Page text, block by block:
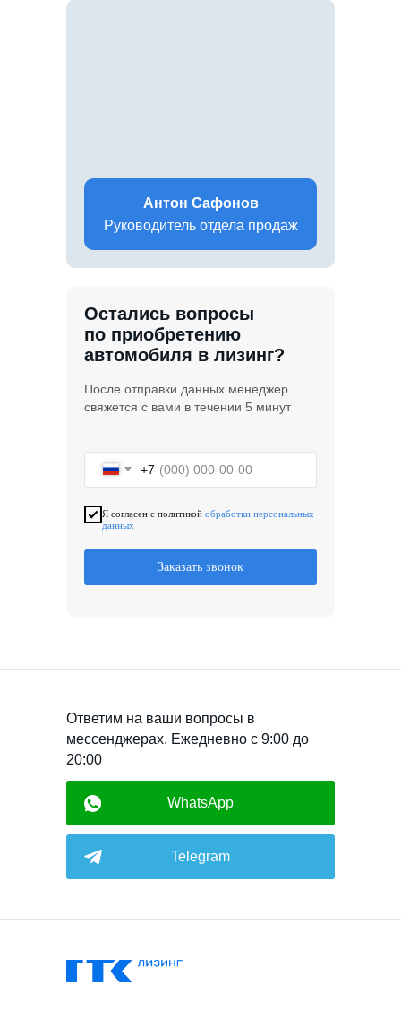
+7
Я согласен с политикой обработки персональных
данных
Заказать звонок
Остались вопросы
по приобретению
автомобиля в лизинг?
После отправки данных менеджер
свяжется с вами в течении 5 минут
Антон Сафонов
Руководитель отдела продаж
Ответим на ваши вопросы в
мессенджерах. Ежедневно с 9:00 до
20:00
Telegram
WhatsApp